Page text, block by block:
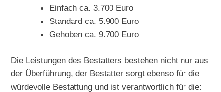
Einfach ca. 3.700 Euro
Standard ca. 5.900 Euro
Gehoben ca. 9.700 Euro
Die Leistungen des Bestatters bestehen nicht nur aus
der Überführung, der Bestatter sorgt ebenso für die
würdevolle Bestattung und ist verantwortlich für die: